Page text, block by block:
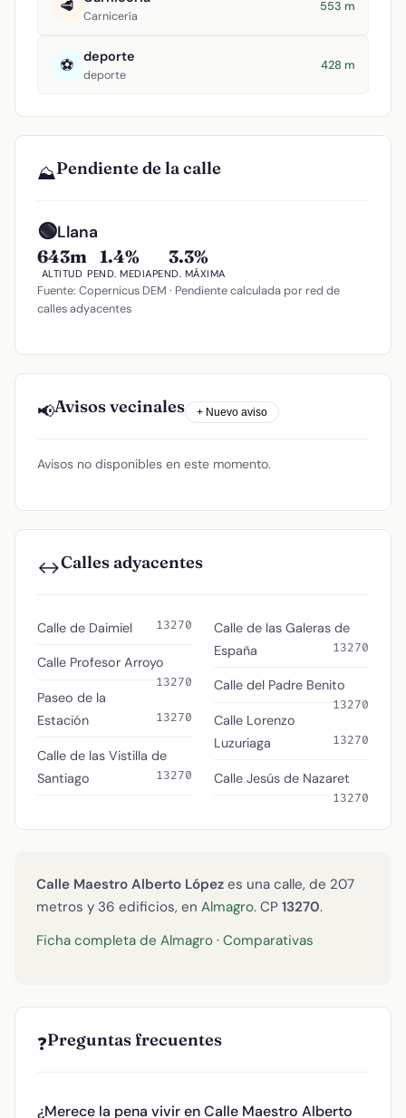
🥩 Carnicería
553 m
⚽ deporte
deporte
428 m
⛰️Pendiente de la calle
🟢Llana
643m
ALTITUD
1.4%
PEND. MEDIA
3.3%
PEND. MÁXIMA
Fuente: Copernicus DEM · Pendiente calculada por red de
calles adyacentes
📢Avisos vecinales + Nuevo aviso
Avisos no disponibles en este momento.
↔️Calles adyacentes
Calle de Daimiel 13270
Calle Profesor Arroyo
13270
Paseo de la
Estación
13270
Calle de las Vistilla de
Santiago
13270
Calle de las Galeras de
España
13270
Calle del Padre Benito
13270
Calle Lorenzo
Luzuriaga
13270
Calle Jesús de Nazaret
13270
Calle Maestro Alberto López es una calle, de 207
metros y 36 edificios, en Almagro. CP 13270.
Ficha completa de Almagro · Comparativas
❓Preguntas frecuentes
¿Merece la pena vivir en Calle Maestro Alberto